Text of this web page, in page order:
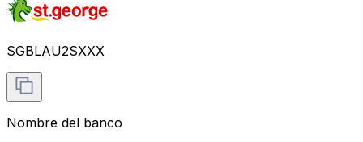
SGBLAU2SXXX
Nombre del banco